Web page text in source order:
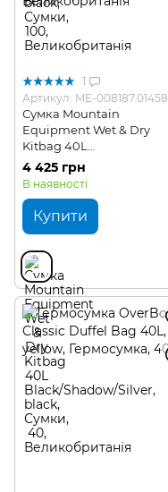
1
Артикул: ME-008187.01458
Сумка Mountain
Equipment Wet & Dry
Kitbag 40L
Black/Shadow/Silver
4 425 грн
В наявності
Купити